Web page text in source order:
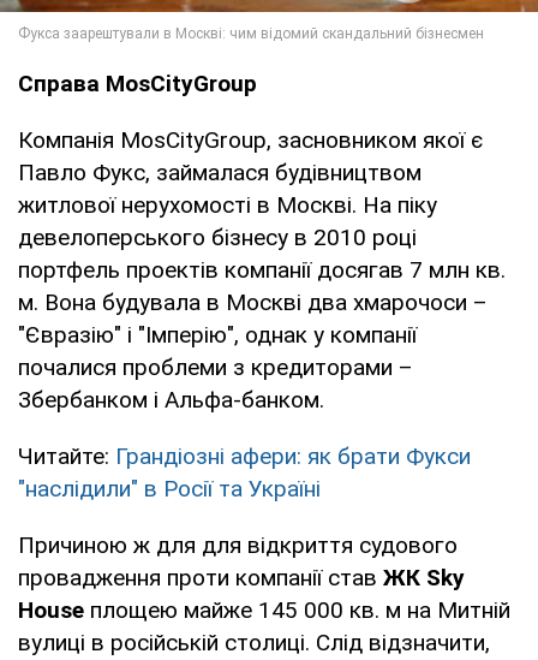
Справа MosCityGroup
Компанія MosCityGroup, засновником якої є
Павло Фукс, займалася будівництвом
житлової нерухомості в Москві. На піку
девелоперського бізнесу в 2010 році
портфель проектів компанії досягав 7 млн кв.
м. Вона будувала в Москві два хмарочоси –
"Євразію" і "Імперію", однак у компанії
почалися проблеми з кредиторами –
Збербанком і Альфа-банком.
Читайте: Грандіозні афери: як брати Фукси
"наслідили" в Росії та Україні
Причиною ж для для відкриття судового
провадження проти компанії став ЖК Sky
House площею майже 145 000 кв. м на Митній
вулиці в російській столиці. Слід відзначити,